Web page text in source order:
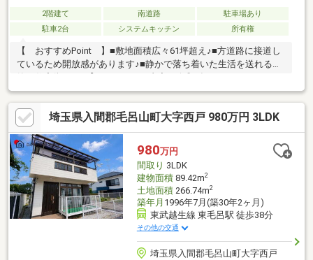
2階建て 南道路
駐車場あり
駐車2台
システムキッチン 所有権
【 おすすめPoint 】■敷地面積広々61坪超え♪■方道路に接道し
ているため開放感があります♪■静かで落ち着いた生活を送れる閑
中） 】・タイルカーペット貼替（2階のフローリング部分を除
く）・クロス貼替（壁・天井全面）・CF貼替（トイレ×2、洗面
室）・ウォシュレット交換×2・インターホン交換・水栓交換（キ
ッチン、洗面台）・シーリング、ダウンライト、スイッチ、コン
セントプレート交換・カーテンレール、火災報知器交換・畳表替
え・エアコンクリーニング×2、ルームクリーニング・その他建付
け・床木枠の修補等
埼玉県入間郡毛呂山町大字西戸 980万円 3LDK
980万円
間取り 3LDK
建物面積89.42m2
土地面積266.74m2
築年月 1996年7月(築30年2ヶ月)
東武越生線 東毛呂駅 徒歩38分
その他の交通
埼玉県入間郡毛呂山町大字西戸